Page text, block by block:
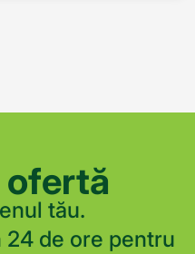
tău.
24 de ore pentru